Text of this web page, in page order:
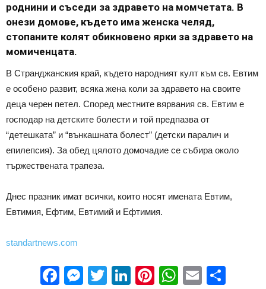
роднини и съседи за здравето на момчетата. В
онези домове, където има женска челяд,
стопаните колят обикновено ярки за здравето на
момиченцата.
В Странджанския край, където народният култ към св. Евтим
е особено развит, всяка жена коли за здравето на своите
деца черен петел. Според местните вярвания св. Евтим е
господар на детските болести и той предпазва от
“детешката” и “вънкашната болест” (детски паралич и
епилепсия). За обед цялото домочадие се събира около
тържествената трапеза.
Днес празник имат всички, които носят имената Евтим,
Евтимия, Ефтим, Евтимий и Ефтимия.
standartnews.com
Facebook
Messenger
Twitter
LinkedIn
Pinterest
WhatsApp
Email